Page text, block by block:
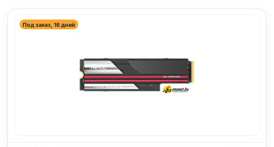
Под заказ, 16 дней